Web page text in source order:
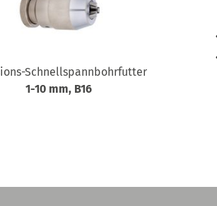
Schnellspannbohrfutter
1-10 mm, B16